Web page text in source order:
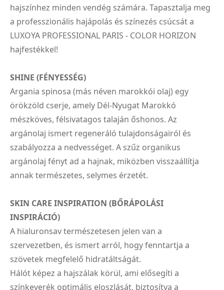
hajszínhez minden vendég számára. Tapasztalja meg
a professzionális hajápolás és színezés csúcsát a
LUXOYA PROFESSIONAL PARIS - COLOR HORIZON
hajfestékkel!
SHINE (FÉNYESSÉG)
Argania spinosa (más néven marokkói olaj) egy
örökzöld cserje, amely Dél-Nyugat Marokkó
mészköves, félsivatagos talaján őshonos. Az
argánolaj ismert regeneráló tulajdonságairól és
szabályozza a nedvességet. A szűz organikus
argánolaj fényt ad a hajnak, miközben visszaállítja
annak természetes, selymes érzetét.
SKIN CARE INSPIRATION (BŐRÁPOLÁSI
INSPIRÁCIÓ)
A hialuronsav természetesen jelen van a
szervezetben, és ismert arról, hogy fenntartja a
szövetek megfelelő hidratáltságát.
Hálót képez a hajszálak körül, ami elősegíti a
színkeverék optimális eloszlását, biztosítva a